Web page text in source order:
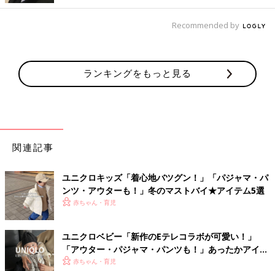
出典：Instagramアカウント「ゆかり」
ゆかりさんがハンドメイドしたのはダブルガーゼのパジャマ。な
んと、あまりガーゼでハンカチも作ったのだそう。パジャマとお
揃いの柄のハンカチも、とても可愛いですよね。生地から作るこ
とで理想のパジャマが作れそうですね。
人気のジェラートピケには子ども用パジャマも
Recommended by
ランキングをもっと見る
関連記事
ユニクロキッズ「着心地バツグン！」「パジャマ・パ
ンツ・アウターも！」冬のマストバイ★アイテム5選
赤ちゃん・育児
ユニクロベビー「新作のEテレコラボが可愛い！」
「アウター・パジャマ・パンツも！」あったかアイテ
ム4選赤ちゃん・育児